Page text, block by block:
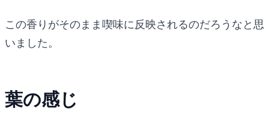
この香りがそのまま喫味に反映されるのだろうなと思
いました。
葉の感じ